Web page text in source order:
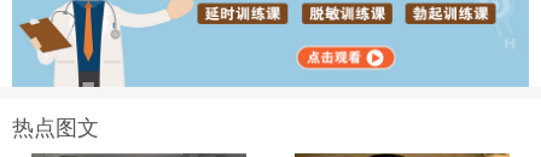
热点图文